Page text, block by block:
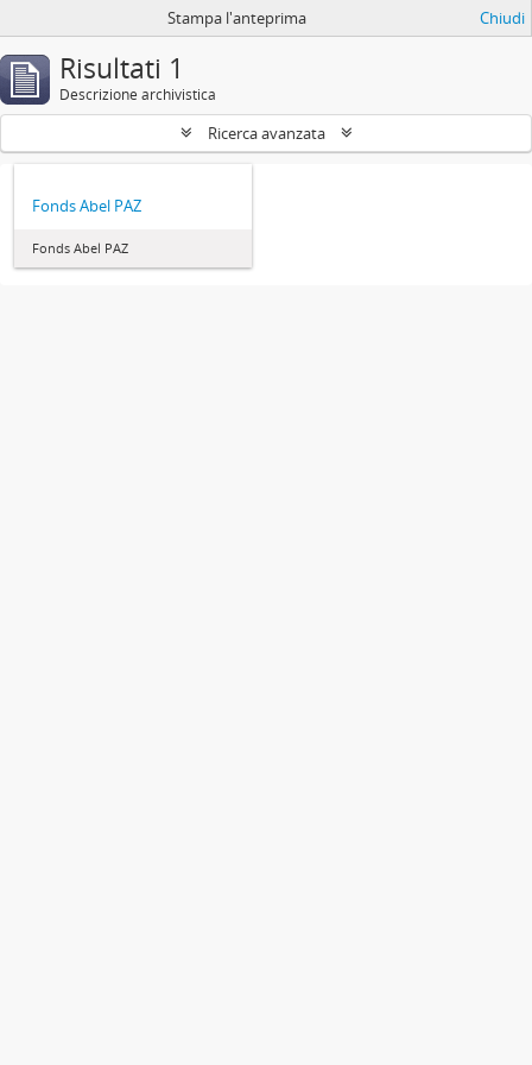
Stampa l'anteprima Chiudi
Risultati 1
Descrizione archivistica
Ricerca avanzata
Fonds Abel PAZ
Fonds Abel PAZ